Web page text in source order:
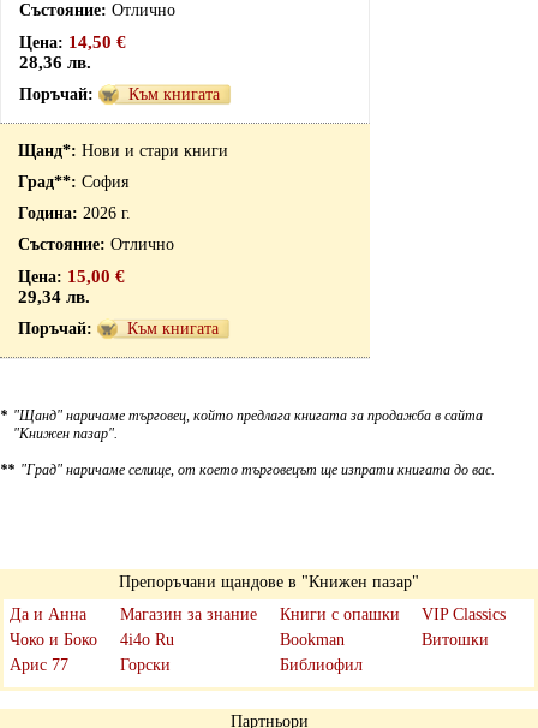
Отлично
14,50 €
28,36 лв.
Към книгата
Нови и стари книги
София
2026 г.
Отлично
15,00 €
29,34 лв.
Към книгата
* "Щанд" наричаме търговец, който предлага книгата за продажба в сайта
"Книжен пазар".
** "Град" наричаме селище, от което търговецът ще изпрати книгата до вас.
Препоръчани щандове в "Книжен пазар"
Да и Анна
Чоко и Боко
Арис 77
Магазин за знание
4i4o Ru
Горски
Книги с опашки
Bookman
Библиофил
VIP Classics
Витошки
Партньори